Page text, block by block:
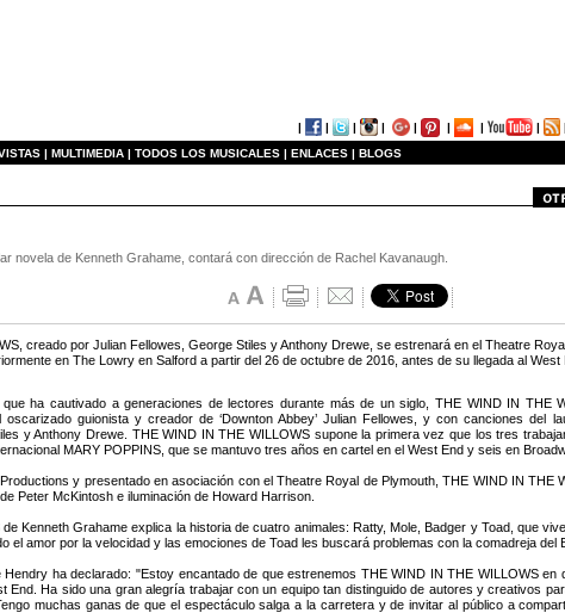
| | | | | | | |
| MULTIMEDIA | TODOS LOS MUSICALES | ENLACES | BLOGS
novela de Kenneth Grahame, contará con dirección de Rachel Kavanaugh.
creado por Julian Fellowes, George Stiles y Anthony Drewe, se estrenará en el Theatre
en The Lowry en Salford a partir del 26 de octubre de 2016, antes de su llegada al West
ha cautivado a generaciones de lectores durante más de un siglo, THE WIND IN THE
guionista y creador de ‘Downton Abbey’ Julian Fellowes, y con canciones del
y Anthony Drewe. THE WIND IN THE WILLOWS supone la primera vez que los tres
MARY POPPINS, que se mantuvo tres años en cartel en el West End y seis en
y presentado en asociación con el Theatre Royal de Plymouth, THE WIND IN THE
Peter McKintosh e iluminación de Howard Harrison.
de Kenneth Grahame explica la historia de cuatro animales: Ratty, Mole, Badger y Toad, que
el amor por la velocidad y las emociones de Toad les buscará problemas con la comadreja del
ha declarado: "Estoy encantado de que estrenemos THE WIND IN THE WILLOWS en
End. Ha sido una gran alegría trabajar con un equipo tan distinguido de autores y creativos
muchas ganas de que el espectáculo salga a la carretera y de invitar al público a